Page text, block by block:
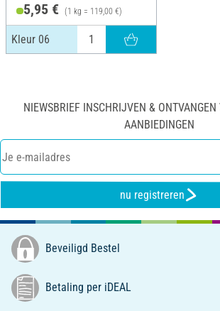
5,95 € (1 kg = 119,00 €)
Kleur 06
NIEWSBRIEF INSCHRIJVEN & ONTVANGEN
AANBIEDINGEN
nu registreren
Beveiligd Bestel
Betaling per iDEAL